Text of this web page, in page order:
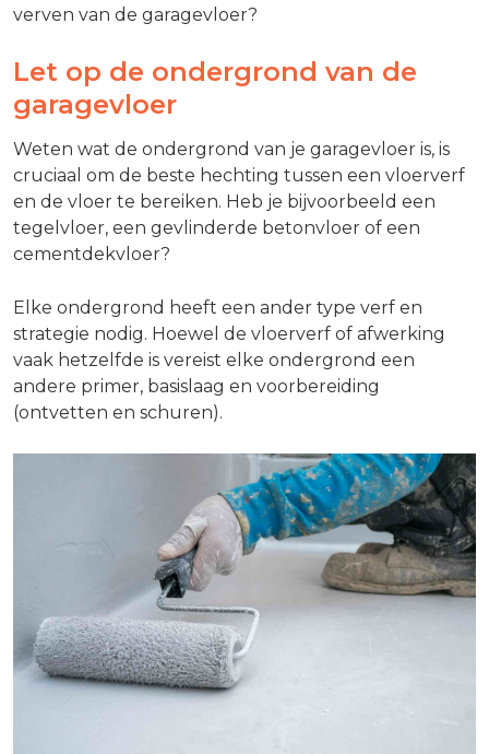
verven van de garagevloer?
Let op de ondergrond van de
garagevloer
Weten wat de ondergrond van je garagevloer is, is
cruciaal om de beste hechting tussen een vloerverf
en de vloer te bereiken. Heb je bijvoorbeeld een
tegelvloer, een gevlinderde betonvloer of een
cementdekvloer?
Elke ondergrond heeft een ander type verf en
strategie nodig. Hoewel de vloerverf of afwerking
vaak hetzelfde is vereist elke ondergrond een
andere primer, basislaag en voorbereiding
(ontvetten en schuren).